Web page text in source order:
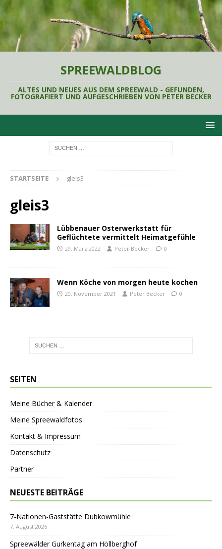
SPREEWALDBLOG
ALTES UND NEUES AUS DEM SPREEWALD - GEFUNDEN,
FOTOGRAFIERT UND AUFGESCHRIEBEN VON PETER BECKER
STARTSEITE gleis3
gleis3
Lübbenauer Osterwerkstatt für
Geflüchtete vermittelt Heimatgefühle
29. März 2022 Peter Becker 0
Wenn Köche von morgen heute kochen
20. November 2021 Peter Becker 0
SEITEN
Meine Bücher & Kalender
Meine Spreewaldfotos
Kontakt & Impressum
Datenschutz
Partner
NEUESTE BEITRÄGE
7-Nationen-Gaststätte Dubkowmühle
7. August 2026
Spreewälder Gurkentag am Höllberghof